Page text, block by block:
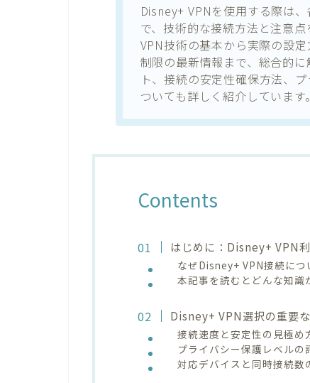
Disney+ VPNを使用する際は
で、技術的な接続方法と注意点
VPN技術の基本から実際の設
制限の最新情報まで、総合的
ト、接続の安定性確保方法、
ついても詳しく紹介しています。
Contents
はじめに：Disney+ VPN
なぜDisney+ VPN接続につ
本記事を読むとどんな知識
Disney+ VPN選択の重要
接続速度と安定性の見極め
プライバシー保護レベルの
対応デバイスと同時接続数